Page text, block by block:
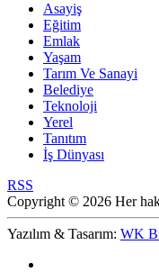
Asayiş
Eğitim
Emlak
Yaşam
Tarım Ve Sanayi
Belediye
Teknoloji
Yerel
Tanıtım
İş Dünyası
RSS
Copyright © 2026 Her
Yazılım & Tasarım: WK